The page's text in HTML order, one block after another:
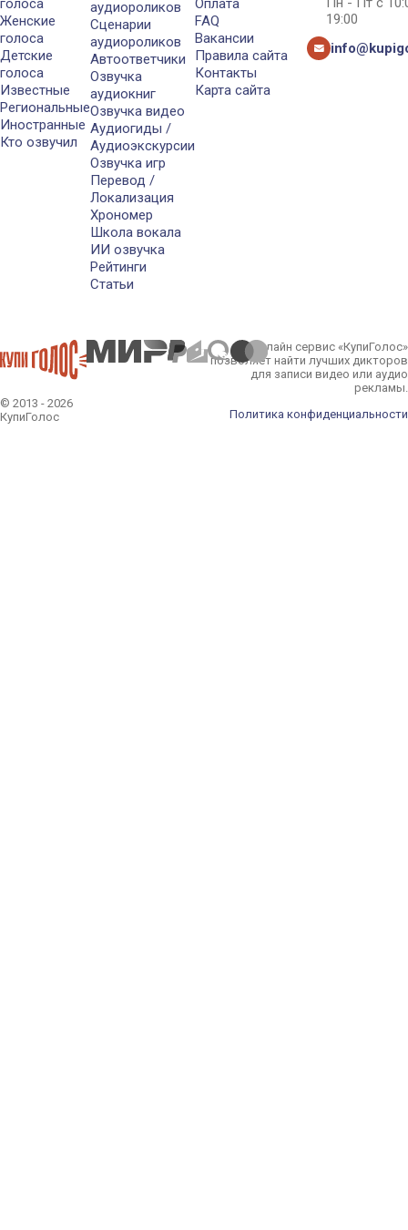
голоса
Женские
голоса
Детские
голоса
Известные
Региональные
Иностранные
Кто озвучил
аудиороликов
Сценарии
аудиороликов
Автоответчики
Озвучка
аудиокниг
Озвучка видео
Аудиогиды /
Аудиоэкскурсии
Озвучка игр
Перевод /
Локализация
Хрономер
Школа вокала
ИИ озвучка
Рейтинги
Статьи
Оплата
FAQ
Вакансии
Правила сайта
Контакты
Карта сайта
19:00
© 2013 - 2026
КупиГолос
Онлайн сервис «КупиГолос»
позволяет найти лучших дикторов
для записи видео или аудио
рекламы.
Политика конфиденциальности